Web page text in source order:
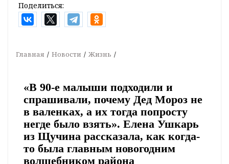
Поделиться:
Главная Новости Жизнь
«В 90-е малыши подходили и
спрашивали, почему Дед Мороз не
в валенках, а их тогда попросту
негде было взять». Елена Ушкарь
из Щучина рассказала, как когда-
то была главным новогодним
волшебником района